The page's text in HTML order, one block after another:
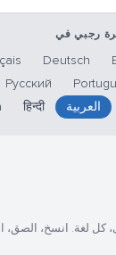
رجبي في
Deutsch
Русский
العربية हिन्दी